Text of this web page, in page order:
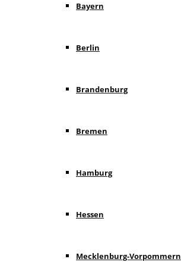
Bayern
Berlin
Brandenburg
Bremen
Hamburg
Hessen
Mecklenburg-Vorpommern